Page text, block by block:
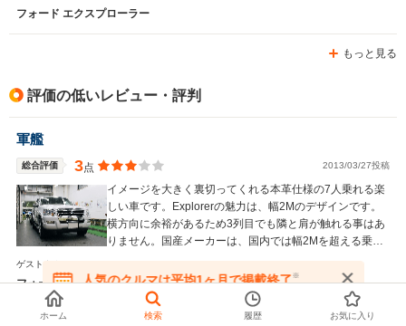
フォード エクスプローラー
もっと見る
評価の低いレビュー・評判
軍艦
総合評価 3点 2013/03/27投稿
イメージを大きく裏切ってくれる本革仕様の7人乗れる楽
しい車です。Explorerの魅力は、幅2Mのデザインです。
横方向に余裕があるため3列目でも隣と肩が触れる事はあ
りません。国産メーカーは、国内では幅2Mを超える乗用
車を発売することはないでしょう。
ゲストさん
フォード エクスプローラー
もっと見る
人気のクルマは平均1ヶ月で掲載終了※
在庫が無くなる前にお問い合わせください
ホーム 検索 履歴 お気に入り